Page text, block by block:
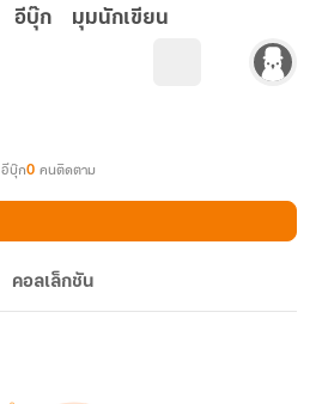
อีบุ๊ก มุมนักเขียน
อีบุ๊ก0 คนติดตาม
คอลเล็กชัน